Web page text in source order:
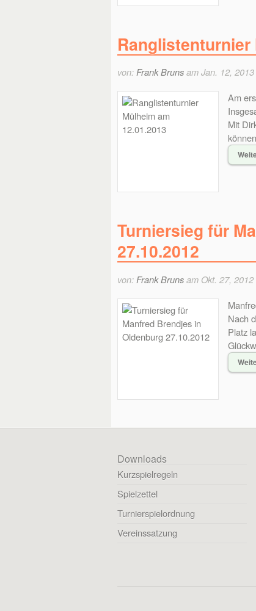
Ranglistenturnier
von: Frank Brunsam Jan. 12,
Am
Mit
Turniersieg für
27.10.2012
von: Frank Brunsam Okt. 27, 2012
Nach
Platz
Downloads
Kurzspielregeln
Spielzettel
Turnierspielordnung
Vereinssatzung